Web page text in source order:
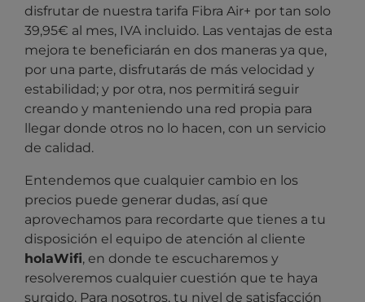
disfrutar de nuestra tarifa Fibra Air+ por tan solo
39,95€ al mes, IVA incluido. Las ventajas de esta
mejora te beneficiarán en dos maneras ya que,
por una parte, disfrutarás de más velocidad y
estabilidad; y por otra, nos permitirá seguir
creando y manteniendo una red propia para
llegar donde otros no lo hacen, con un servicio
de calidad.
Entendemos que cualquier cambio en los
precios puede generar dudas, así que
aprovechamos para recordarte que tienes a tu
disposición el equipo de atención al cliente
holaWifi, en donde te escucharemos y
resolveremos cualquier cuestión que te haya
surgido. Para nosotros, tu nivel de satisfacción